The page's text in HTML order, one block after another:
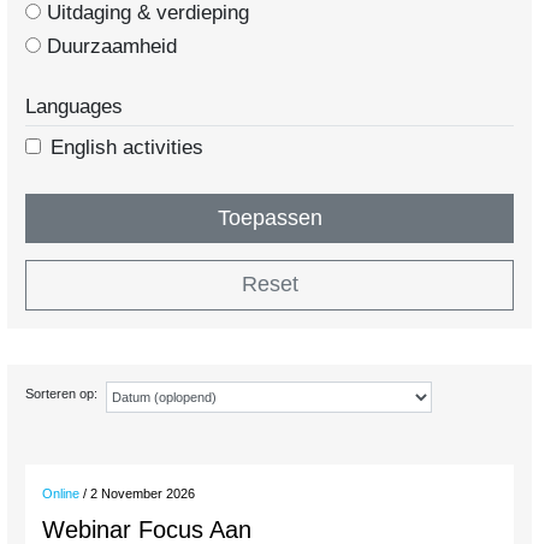
Uitdaging & verdieping
Duurzaamheid
Languages
English activities
Toepassen
Reset
Sorteren op:
Online / 2 November 2026
Webinar Focus Aan